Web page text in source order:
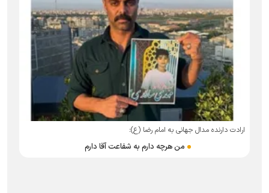
ارادت دارنده مدال جهانی به امام رضا (ع):
من هرچه دارم به شفاعت آقا دارم